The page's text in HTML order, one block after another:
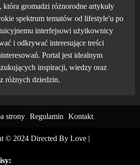
która gromadzi różnorodne artykuły
spektrum tematów od lifestyle'u po
interfejsowi użytkownicy
i odkrywać interesujące treści
Portal jest idealnym
inspiracji, wiedzy oraz
różnych dziedzin.
strony Regulamin Kontakt
© 2024 Directed By Love |